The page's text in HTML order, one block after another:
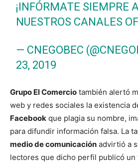
¡INFÓRMATE SIEMPRE
NUESTROS CANALES
— CNEGOBEC
23, 2019
Grupo El Comercio también alertó
web y redes sociales la existencia
Facebook que plagia su nombre,
para difundir información falsa. La
medio de comunicación advirtió a
lectores que dicho perfil publicó